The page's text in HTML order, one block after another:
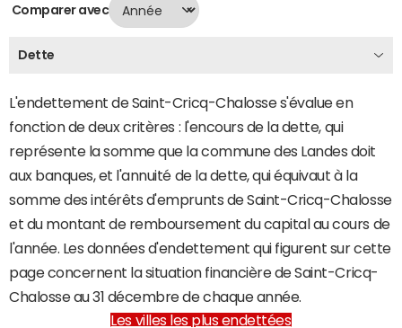
Comparer avec
Dette
L'endettement de Saint-Cricq-Chalosse s'évalue en
fonction de deux critères : l'encours de la dette, qui
représente la somme que la commune des Landes doit
aux banques, et l'annuité de la dette, qui équivaut à la
somme des intérêts d'emprunts de Saint-Cricq-Chalosse
et du montant de remboursement du capital au cours de
l'année. Les données d'endettement qui figurent sur cette
page concernent la situation financière de Saint-Cricq-
Chalosse au 31 décembre de chaque année.
Les villes les plus endettées